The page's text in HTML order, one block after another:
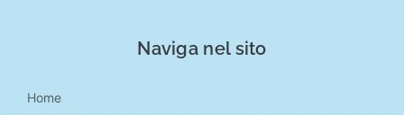
Naviga nel sito
Home